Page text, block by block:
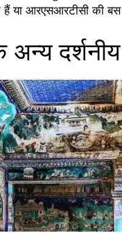
हैं या आरएसआरटीसी की